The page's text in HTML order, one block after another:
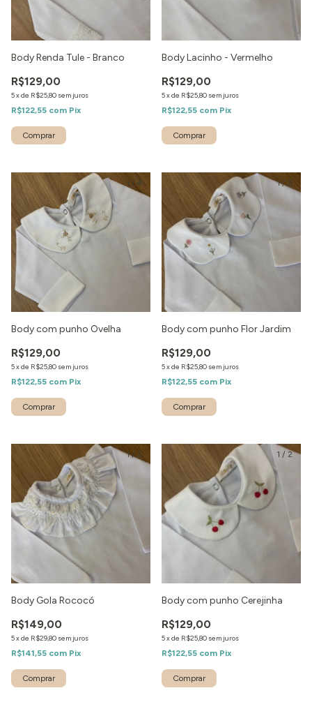
Body Renda Tule - Branco
R$129,00
5xde R$25,80 sem juros
R$122,55 com Pix
Body Lacinho - Vermelho
R$129,00
5xde R$25,80 sem juros
R$122,55 com Pix
1 / 4
Body com punho Ovelha
R$129,00
5xde R$25,80 sem juros
R$122,55 com Pix
1/ 2
Body com punho Flor Jardim
R$129,00
5xde R$25,80 sem juros
R$122,55 com Pix
1/ 2
Body Gola Rococó
R$149,00
5xde R$29,80 sem juros
R$141,55 com Pix
1 / 2
Body com punho Cerejinha
R$129,00
5xde R$25,80 sem juros
R$122,55 com Pix